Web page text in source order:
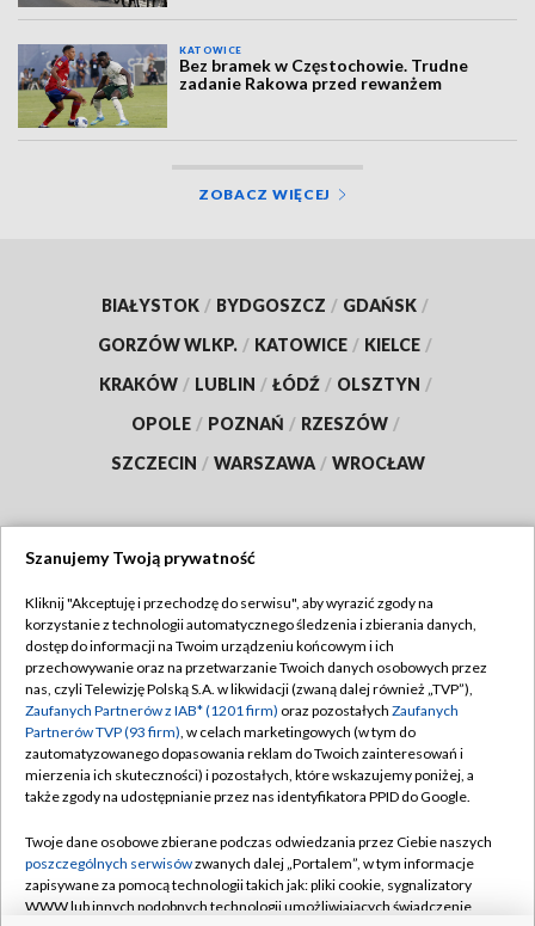
KATOWICE
Bez bramek w Częstochowie. Trudne
zadanie Rakowa przed rewanżem
ZOBACZ WIĘCEJ
BIAŁYSTOK / BYDGOSZCZ / GDAŃSK /
GORZÓW WLKP. / KATOWICE / KIELCE /
KRAKÓW / LUBLIN / ŁÓDŹ / OLSZTYN /
OPOLE / POZNAŃ / RZESZÓW /
SZCZECIN / WARSZAWA / WROCŁAW
TVP
Abonament TVP
Emisja w TVP
Centrum informacji TVP
Naziemna Telewizja Cyfrowa
Rada Programowa
System NOS
Regulamin TVP
Polityka prywatności
Moje zgody
Pomoc
Kontakt
Szanujemy Twoją prywatność
Kliknij "Akceptuję i przechodzę do serwisu", aby wyrazić zgody na
korzystanie z technologii automatycznego śledzenia i zbierania danych,
dostęp do informacji na Twoim urządzeniu końcowym i ich
przechowywanie oraz na przetwarzanie Twoich danych osobowych przez
nas, czyli Telewizję Polską S.A. w likwidacji (zwaną dalej również „TVP”),
Zaufanych Partnerów z IAB* (1201 firm) oraz pozostałych Zaufanych
Partnerów TVP (93 firm), w celach marketingowych (w tym do
zautomatyzowanego dopasowania reklam do Twoich zainteresowań i
mierzenia ich skuteczności) i pozostałych, które wskazujemy poniżej, a
także zgody na udostępnianie przez nas identyfikatora PPID do Google.
Twoje dane osobowe zbierane podczas odwiedzania przez Ciebie naszych
poszczególnych serwisówzwanych dalej „Portalem”, w tym informacje
zapisywane za pomocą technologii takich jak: pliki cookie, sygnalizatory
WWW lub innych podobnych technologii umożliwiających świadczenie